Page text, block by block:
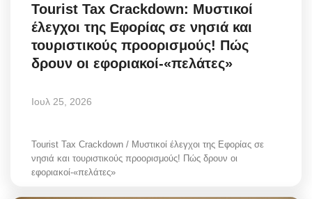
Tourist Tax Crackdown: Μυστικοί
έλεγχοι της Εφορίας σε νησιά και
τουριστικούς προορισμούς! Πώς
δρουν οι εφοριακοί-«πελάτες»
Ιουλ 25, 2026
Tourist Tax Crackdown / Μυστικοί έλεγχοι της Εφορίας σε
νησιά και τουριστικούς προορισμούς! Πώς δρουν οι
εφοριακοί-«πελάτες»